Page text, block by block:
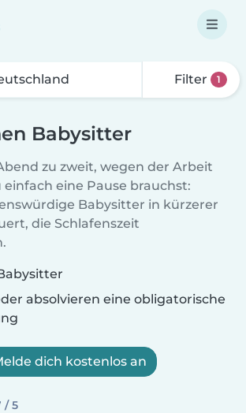
Filter 1
Babysitter
zu zweit, wegen der Arbeit
eine Pause brauchst:
Babysitter in kürzerer
die Schlafenszeit
absolvieren eine obligatorische
dich kostenlos an
/ 5